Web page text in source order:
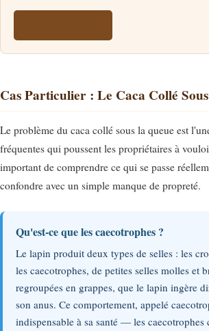
Cas Particulier : Le Caca Collé
Le problème du caca collé sous la queue est
fréquentes qui poussent les propriétaires à
important de comprendre ce qui se passe
confondre avec un simple manque de propreté.
Qu'est-ce que les caecotrophes ?
Le lapin produit deux types de selles : les
les caecotrophes, de petites selles molles et
regroupées en grappes, que le lapin ingère
son anus. Ce comportement, appelé
indispensable à sa santé — les caecotrophes